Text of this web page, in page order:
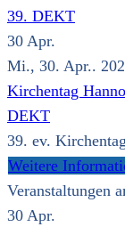
39. DEKT
30 Apr.
Mi., 30. Apr..
Kirchentag
DEKT
39. ev.
Weitere
Veranstaltungen
30 Apr.